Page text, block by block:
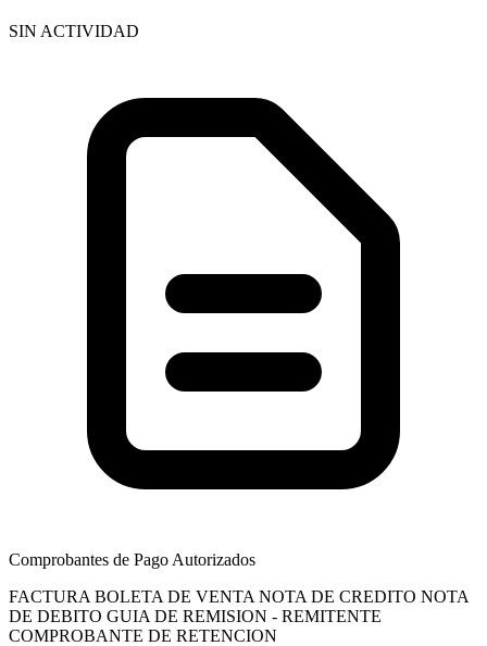
SIN ACTIVIDAD
Comprobantes de Pago Autorizados
FACTURA BOLETA DE VENTA NOTA DE CREDITO NOTA
DE DEBITO GUIA DE REMISION - REMITENTE
COMPROBANTE DE RETENCION